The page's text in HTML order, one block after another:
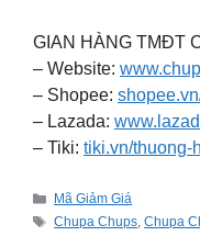
GIAN HÀNG TMĐT
– Website:
– Shopee:
– Lazada:
– Tiki: tiki.vn/thuong-
Categories
Mã Giảm Giá
Tags
Chupa Chups,Chupa